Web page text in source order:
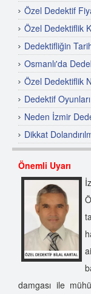
Özel Dedektif
Özel Dedektiflik
Dedektifliğin
Osmanlı'da
Özel Dedektiflik
Dedektif Oyunları
Neden İzmir
Dikkat
Özel Dedektif
Dünyada Özel
Özel Dedektiflik
Özel Dedektiflik
İzmir Dedektiflik
Özel Dedektif
İzmir Dedektiflik
Önemli Uyarı
damgası ile